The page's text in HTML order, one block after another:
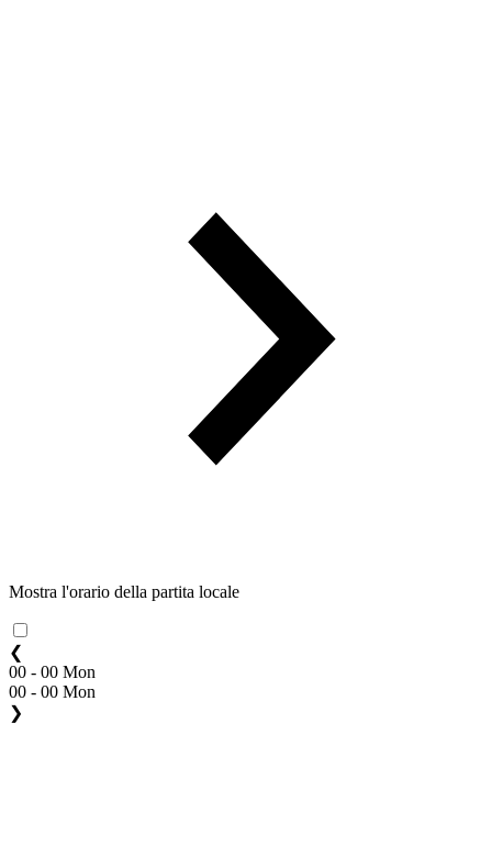
Mostra l'orario della partita locale
❮
00 - 00 Mon
00 - 00 Mon
❯